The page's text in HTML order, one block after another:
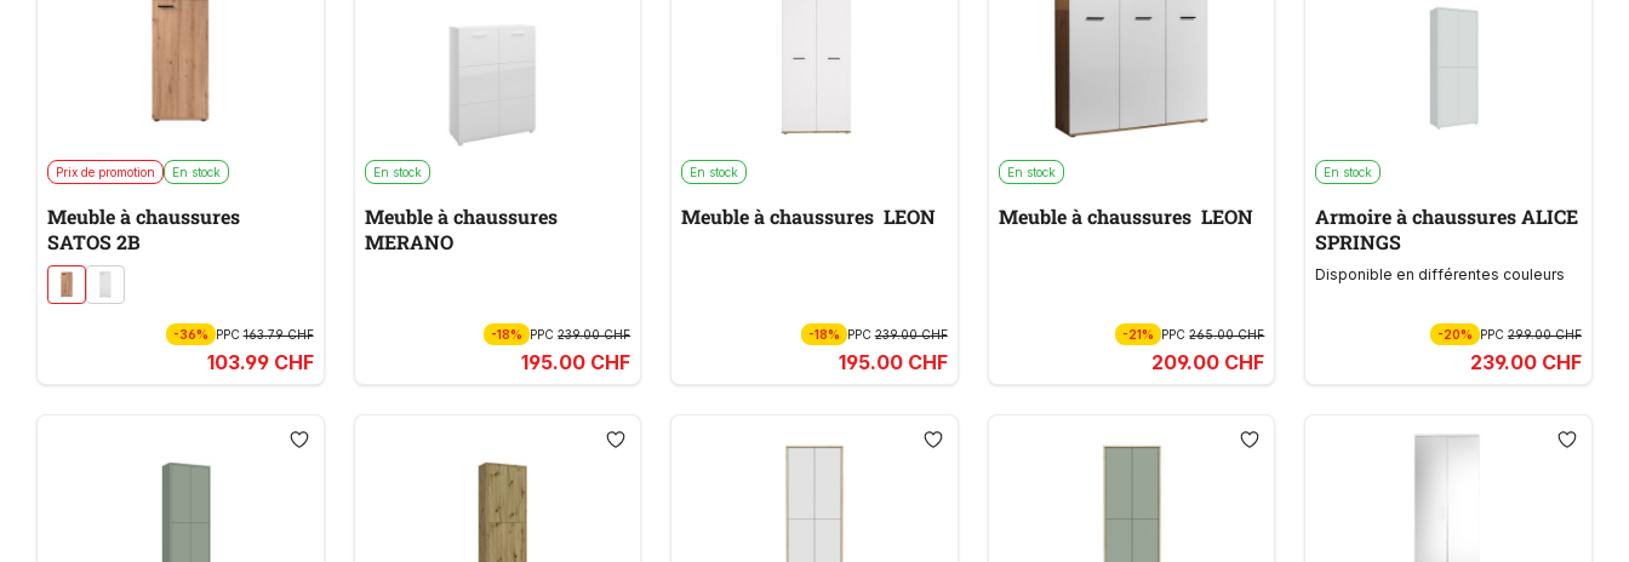
Prix de promotion En stock
Meuble à chaussures
SATOS 2B
-36% PPC163.79 CHF
103.99 CHF
En stock
Meuble à chaussures
MERANO
-18% PPC239.00 CHF
195.00 CHF
En stock
Meuble à chaussures LEON
-18% PPC239.00 CHF
195.00 CHF
En stock
Meuble à chaussures LEON
-21% PPC265.00 CHF
209.00 CHF
En stock
Armoire à chaussures ALICE
SPRINGS
Disponible en différentes couleurs
-20% PPC 299.00 CHF
239.00 CHF